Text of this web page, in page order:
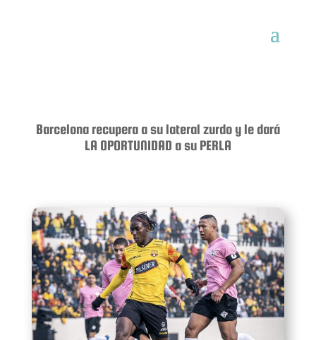
Barcelona recupera a su lateral zurdo y le dará
LA OPORTUNIDAD a su PERLA